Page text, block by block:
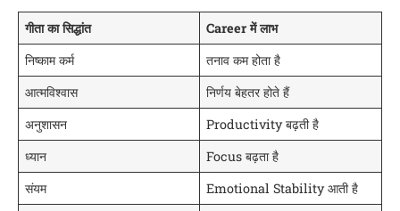
गीता का सिद्धांत
Career में लाभ
निष्काम कर्म
तनाव कम होता है
आत्मविश्वास
निर्णय बेहतर होते हैं
अनुशासन
Productivity बढ़ती है
ध्यान
Focus बढ़ता है
संयम
Emotional Stability आती है